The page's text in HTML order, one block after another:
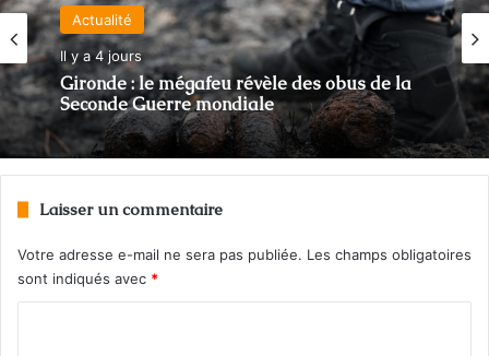
Actualité
Il y a 4 jours
Gironde : le mégafeu révèle des obus de la
Seconde Guerre mondiale
Laisser un commentaire
Votre adresse e-mail ne sera pas publiée. Les champs obligatoires
sont indiqués avec *